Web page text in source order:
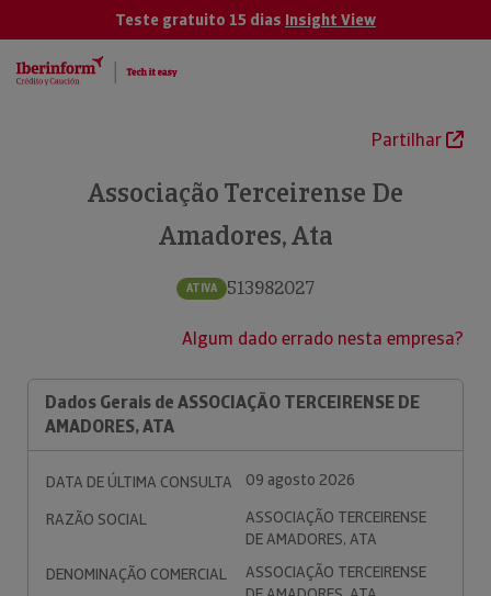
Teste gratuito 15 dias Insight View
Partilhar
Associação Terceirense De
Amadores, Ata
ATIVA 513982027
Algum dado errado nesta empresa?
Dados Gerais de ASSOCIAÇÃO TERCEIRENSE DE
AMADORES, ATA
DATA DE ÚLTIMA CONSULTA
09 agosto 2026
RAZÃO SOCIAL
ASSOCIAÇÃO TERCEIRENSE
DE AMADORES, ATA
DENOMINAÇÃO COMERCIAL
ASSOCIAÇÃO TERCEIRENSE